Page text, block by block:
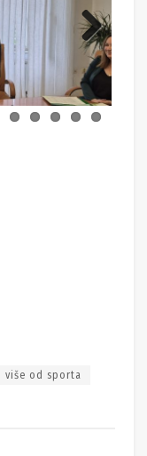
Next
više od sporta